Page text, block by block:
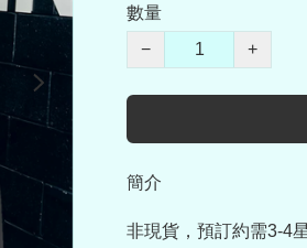
數量
−
+
簡介
非現貨，預訂約需3-4